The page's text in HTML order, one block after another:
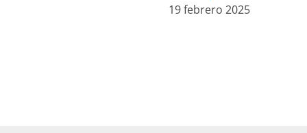
19 febrero 2025